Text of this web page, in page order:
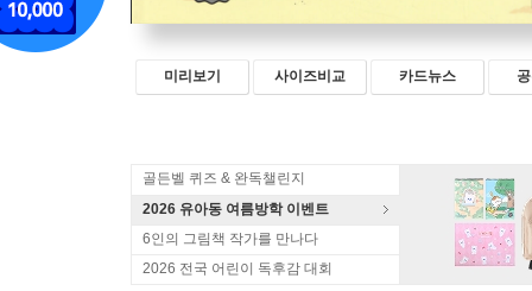
미리보기 사이즈비교 카드뉴스
골든벨 퀴즈 & 완독챌린지
2026 유아동 여름방학 이벤트
6인의 그림책 작가를 만나다
2026 전국 어린이 독후감 대회